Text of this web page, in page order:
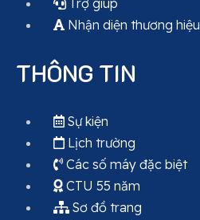
Trợ giúp
Nhận diện thương hiệu
THÔNG TIN
Sự kiện
Lịch trường
Các số máy đặc biệt
CTU 55 năm
Sơ đồ trang